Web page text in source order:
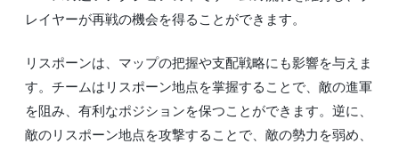
レイヤーが再戦の機会を得ることができます。
リスポーンは、マップの把握や支配戦略にも影響を与えま
す。チームはリスポーン地点を掌握することで、敵の進軍
を阻み、有利なポジションを保つことができます。逆に、
敵のリスポーン地点を攻撃することで、敵の勢力を弱め、